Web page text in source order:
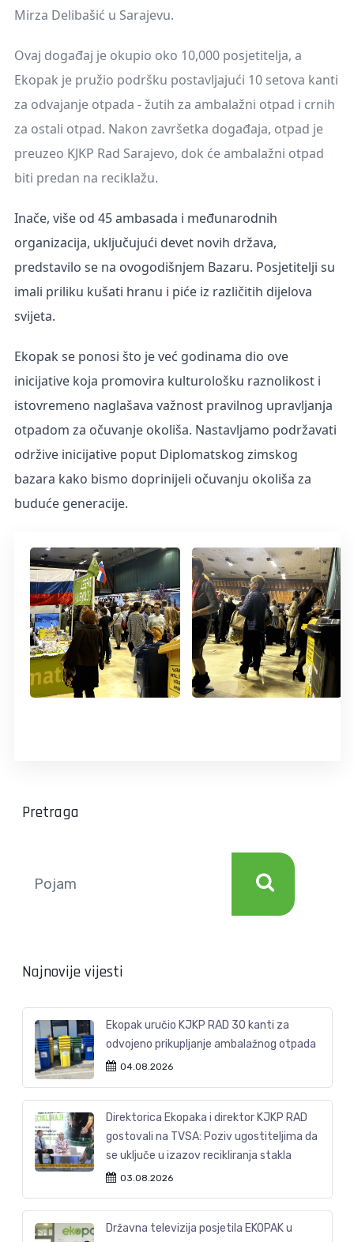
Mirza Delibašić u Sarajevu.
Ovaj događaj je okupio oko 10,000 posjetitelja, a
Ekopak je pružio podršku postavljajući 10 setova kanti
za odvajanje otpada - žutih za ambalažni otpad i crnih
za ostali otpad. Nakon završetka događaja, otpad je
preuzeo KJKP Rad Sarajevo, dok će ambalažni otpad
biti predan na reciklažu.
Inače, više od 45 ambasada i međunarodnih
organizacija, uključujući devet novih država,
predstavilo se na ovogodišnjem Bazaru. Posjetitelji su
imali priliku kušati hranu i piće iz različitih dijelova
svijeta.
Ekopak se ponosi što jeveć godinama dio ove
inicijative koja promovira kulturološku raznolikost i
istovremeno naglašava važnost pravilnog upravljanja
otpadom za očuvanje okoliša. Nastavljamo podržavati
održive inicijative poput Diplomatskog zimskog
bazara kako bismo doprinijeli očuvanju okoliša za
buduće generacije.
Pretraga
Najnovije vijesti
Ekopak uručio KJKP RAD 30 kanti za
odvojeno prikupljanje ambalažnog otpada
04.08.2026
Direktorica Ekopaka i direktor KJKP RAD
gostovali na TVSA: Poziv ugostiteljima da
se uključe u izazov recikliranja stakla
03.08.2026
Državna televizija posjetila EKOPAK u